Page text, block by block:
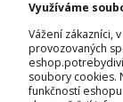
KONTAKTY
Josef Diviš
+420 728 382
Využíváme
Vážení zákazníci,
provozovaných
soubory cookies.
funkčností